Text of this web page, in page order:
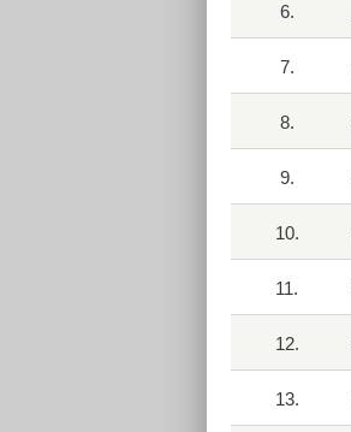
6.
7.
8.
9.
10.
11.
12.
13.